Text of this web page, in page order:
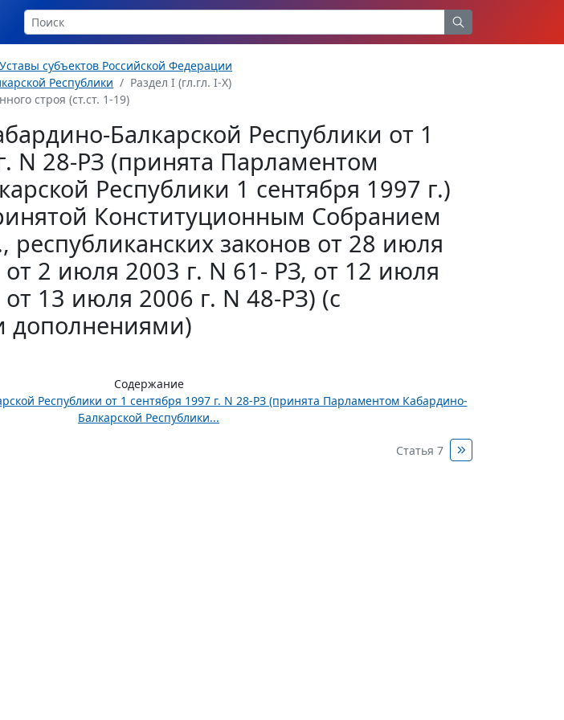
субъектов Российской Федерации
Республики
Раздел I (гл.гл. I-X)
строя (ст.ст. 1-19)
Балкарской Республики от 1
N 28-РЗ (принята Парламентом
Республики 1 сентября 1997 г.)
Конституционным Собранием
республиканских законов от 28 июля
от 2 июля 2003 г. N 61- РЗ, от 12 июля
13 июля 2006 г. N 48-РЗ) (с
дополнениями)
Содержание
Республики от 1 сентября 1997 г. N 28-РЗ (принята Парламентом Кабардино-
Балкарской Республики...
Статья 7